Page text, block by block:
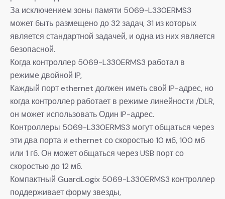
За исключением зоны памяти 5069-L330ERMS3
может быть размещено до 32 задач, 31 из которых
является стандартной задачей, и одна из них является
безопасной.
Когда контроллер 5069-L330ERMS3 работал в
режиме двойной IP,
Каждый порт ethernet должен иметь свой IP-адрес, но
когда контроллер работает в режиме линейности /DLR,
он может использовать Один IP-адрес.
Контроллеры 5069-L330ERMS3 могут общаться через
эти два порта и ethernet со скоростью 10 мб, 100 мб
или 1 гб. Он может общаться через USB порт со
скоростью до 12 мб.
Компактный GuardLogix 5069-L330ERMS3 контроллер
поддерживает форму звезды,